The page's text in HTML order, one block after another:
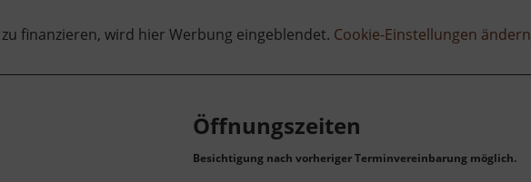
finanzieren, wird hier Werbung eingeblendet. Cookie-Einstellungen ändern
Öffnungszeiten
Besichtigung nach vorheriger Terminvereinbarung möglich.